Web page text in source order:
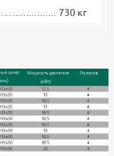
730 кг